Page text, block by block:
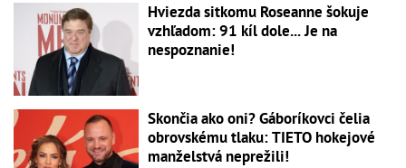
Hviezda sitkomu Roseanne šokuje
vzhľadom: 91 kíl dole... Je na
nespoznanie!
Skončia ako oni? Gáboríkovci čelia
obrovskému tlaku: TIETO hokejové
manželstvá neprežili!